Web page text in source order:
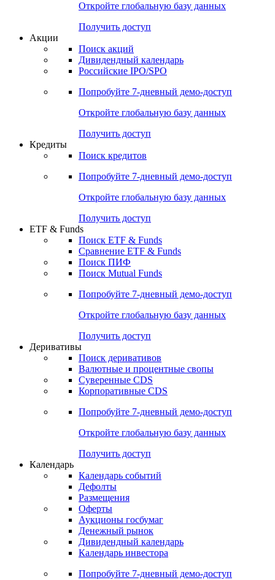
Откройте глобальную базу данных
Получить доступ
Акции
Поиск акций
Дивидендный календарь
Российские IPO/SPO
Попробуйте 7-дневный демо-доступ
Откройте глобальную базу данных
Получить доступ
Кредиты
Поиск кредитов
Попробуйте 7-дневный демо-доступ
Откройте глобальную базу данных
Получить доступ
ETF & Funds
Поиск ETF & Funds
Сравнение ETF & Funds
Поиск ПИФ
Поиск Mutual Funds
Попробуйте 7-дневный демо-доступ
Откройте глобальную базу данных
Получить доступ
Деривативы
Поиск деривативов
Валютные и процентные свопы
Суверенные CDS
Корпоративные CDS
Попробуйте 7-дневный демо-доступ
Откройте глобальную базу данных
Получить доступ
Календарь
Календарь событий
Дефолты
Размещения
Оферты
Аукционы госбумаг
Денежный рынок
Дивидендный календарь
Календарь инвестора
Попробуйте 7-дневный демо-доступ